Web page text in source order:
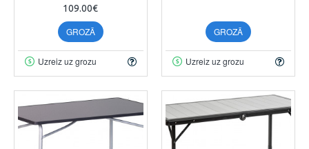
109.00€
GROZĀ
Uzreiz uz grozu
GROZĀ
Uzreiz uz grozu